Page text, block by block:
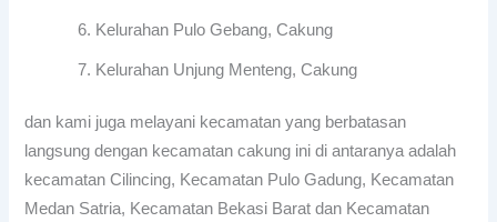
Kelurahan Pulo Gebang, Cakung
Kelurahan Unjung Menteng, Cakung
dan kami juga melayani kecamatan yang berbatasan
langsung dengan kecamatan cakung ini di antaranya adalah
kecamatan Cilincing, Kecamatan Pulo Gadung, Kecamatan
Medan Satria, Kecamatan Bekasi Barat dan Kecamatan